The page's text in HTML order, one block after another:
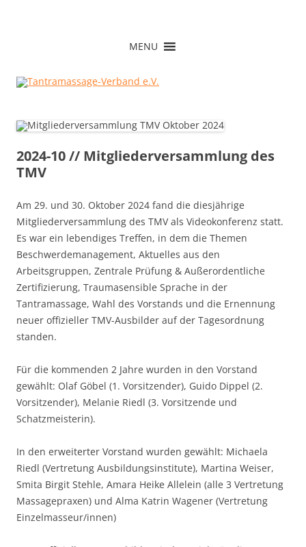
MENU
2024-10 // Mitgliederversammlung des
TMV
Am 29. und 30. Oktober 2024 fand die diesjährige
Mitgliederversammlung des TMV als Videokonferenz statt.
Es war ein lebendiges Treffen, in dem die Themen
Beschwerdemanagement, Aktuelles aus den
Arbeitsgruppen, Zentrale Prüfung & Außerordentliche
Zertifizierung, Traumasensible Sprache in der
Tantramassage, Wahl des Vorstands und die Ernennung
neuer offizieller TMV-Ausbilder auf der Tagesordnung
standen.
Für die kommenden 2 Jahre wurden in den Vorstand
gewählt: Olaf Göbel (1. Vorsitzender), Guido Dippel (2.
Vorsitzender), Melanie Riedl (3. Vorsitzende und
Schatzmeisterin).
In den erweiterter Vorstand wurden gewählt: Michaela
Riedl (Vertretung Ausbildungsinstitute), Martina Weiser,
Smita Birgit Stehle, Amara Heike Allelein (alle 3 Vertretung
Massagepraxen) und Alma Katrin Wagener (Vertretung
Einzelmasseur/innen)